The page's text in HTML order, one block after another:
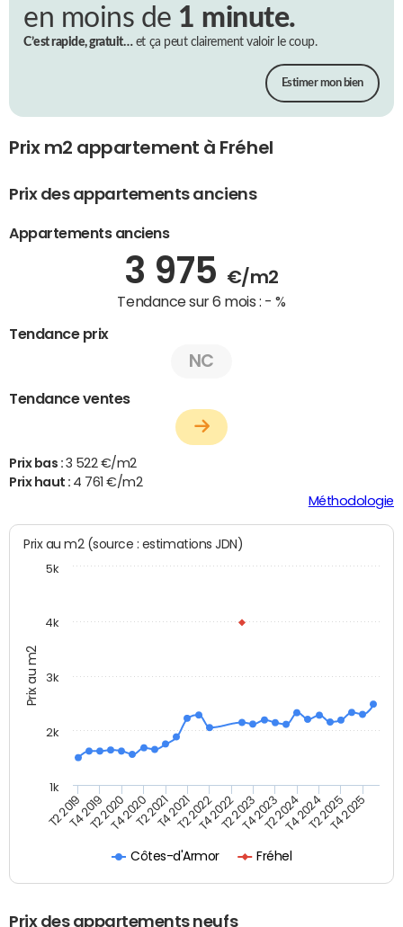
en moins de 1 minute.
C’est rapide, gratuit…et ça peut clairement valoir le coup.
Estimer mon bien
Prix m2 appartement à Fréhel
Prix des appartements anciens
Appartements anciens
3 975 €/m2
Tendance sur 6 mois : - %
Tendance prix
NC
Tendance ventes
Prix bas : 3 522 €/m2
Prix haut : 4 761 €/m2
Méthodologie
Prix au m2
Prix au m2 (source : estimations JDN)
Côtes-d'Armor Fréhel
T2 2019T4 2019T2 2020T4 2020T2 2021T4 2021T2 2022T4 2022T2 2023T4 2023T2 2024T4 2024T2 2025T4 2025
1k
2k
3k
4k
5k
Prix des appartements neufs